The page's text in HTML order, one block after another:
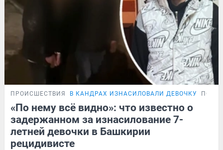
ПРОИСШЕСТВИЯ В КАНДРАХ ИЗНАСИЛОВАЛИ ДЕВОЧКУ
«По нему всё видно»: что известно о
задержанном за изнасилование 7-
летней девочки в Башкирии
рецидивисте